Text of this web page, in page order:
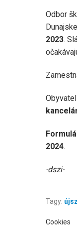
Odbor
2023.
2024.
-dszi-
Tagy:
Cookies